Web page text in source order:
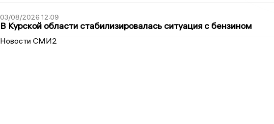
03/08/2026 12:09
В Курской области стабилизировалась ситуация с бензином
Новости СМИ2